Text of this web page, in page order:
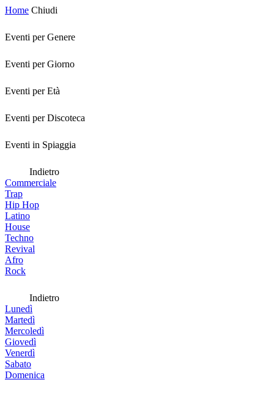
Home Chiudi
Eventi per Genere
Eventi per Giorno
Eventi per Età
Eventi per Discoteca
Eventi in Spiaggia
Indietro
Commerciale
Trap
Hip Hop
Latino
House
Techno
Revival
Afro
Rock
Indietro
Lunedì
Martedì
Mercoledì
Giovedì
Venerdì
Sabato
Domenica